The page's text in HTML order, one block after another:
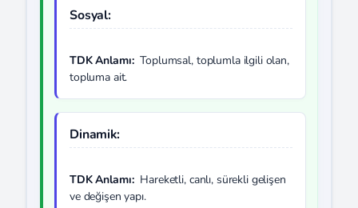
Sosyal:
TDK Anlamı: Toplumsal, toplumla ilgili olan,
topluma ait.
Dinamik:
TDK Anlamı: Hareketli, canlı, sürekli gelişen
ve değişen yapı.